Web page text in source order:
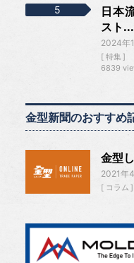
日本
スト...
2024年
特集
6839
金型新聞のおすすめ
金型
2021年
コラム